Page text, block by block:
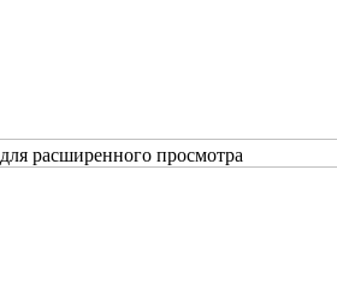
расширенного просмотра